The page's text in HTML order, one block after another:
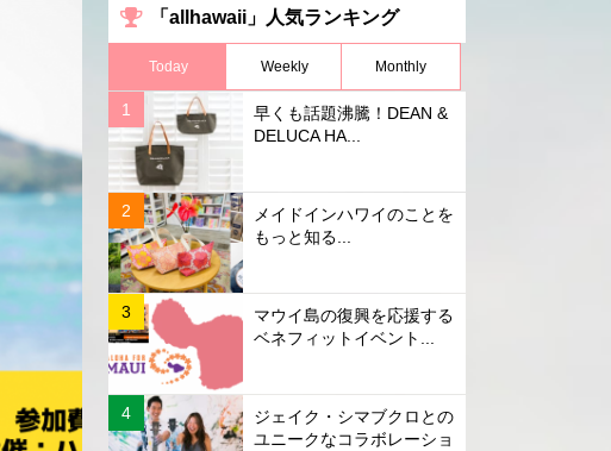
ー
「allhawaii」人気ランキング
Today Weekly Monthly
早くも話題沸騰！DEAN &
DELUCA HA...
メイドインハワイのことを
もっと知る...
マウイ島の復興を応援する
ベネフィットイベント...
ジェイク・シマブクロとの
ユニークなコラボレーショ